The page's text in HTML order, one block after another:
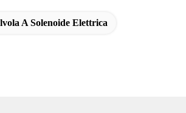
A Solenoide Elettrica